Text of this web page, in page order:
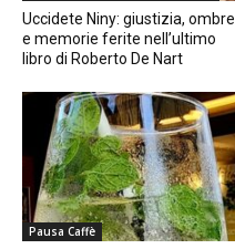
Uccidete Niny: giustizia, ombre
e memorie ferite nell’ultimo
libro di Roberto De Nart
Pausa Caffè